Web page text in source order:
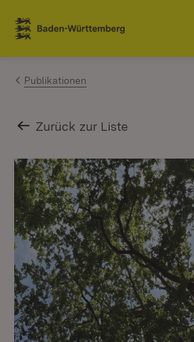
Zum Inhalt springen
Link zur Startseite
Publikationen
Zurück zur Liste